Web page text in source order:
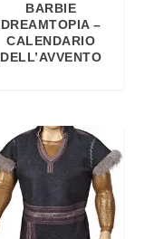
BARBIE
DREAMTOPIA –
CALENDARIO
DELL’AVVENTO